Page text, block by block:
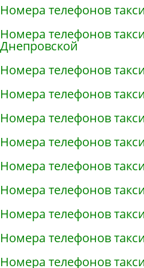
Номера телефонов
Номера телефонов
Днепровской
Номера телефонов
Номера телефонов
Номера телефонов
Номера телефонов
Номера телефонов
Номера телефонов
Номера телефонов
Номера телефонов
Номера телефонов